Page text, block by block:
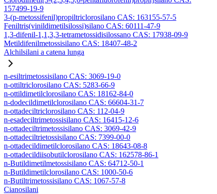
157499-19-9
3-(p-metossifenil)propiltriclorosilano CAS: 163155-57-5
Feniltris(vinildimetilsilossi)silano CAS: 60111-47-9
1,3-difenil-1,1,3,3-tetrametossidisilossano CAS: 17938-09-9
Metildifenilmetossisilano CAS: 18407-48-2
Alchilsilani a catena lunga
n-esiltrimetossisilano CAS: 3069-19-0
n-ottiltriclorosilano CAS: 5283-66-9
n-ottildimetilclorosilano CAS: 18162-84-0
n-dodecildimetilclorosilano CAS: 66604-31-7
n-ottadeciltriclorosilano CAS: 112-04-9
n-esadeciltrimetossisilano CAS: 16415-12-6
n-ottadeciltrimetossisilano CAS: 3069-42-9
n-ottadeciltrietossisilano CAS: 7399-00-0
n-ottadecildimetilclorosilano CAS: 18643-08-8
n-ottadecildiisobutilclorosilano CAS: 162578-86-1
n-Butildimetilmetossisilano CAS: 64712-50-1
n-Butildimetilclorosilano CAS: 1000-50-6
n-Butiltrimetossisilano CAS: 1067-57-8
Cianosilani